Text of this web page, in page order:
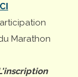
Marathon